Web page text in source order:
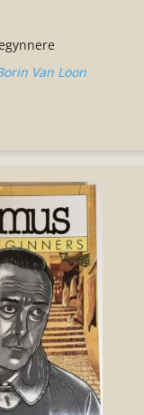
Van Loon